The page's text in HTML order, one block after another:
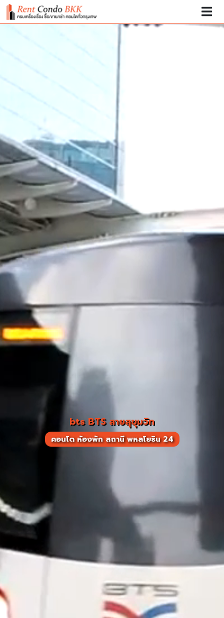
bts BTS สายสุขุมวิท
คอนโด ห้องพัก สถานี พหลโยธิน 24